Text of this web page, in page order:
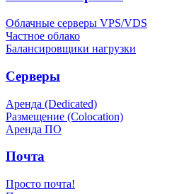
Облачные серверы VPS/VDS
Частное облако
Балансировщики нагрузки
Серверы
Аренда (Dedicated)
Размещение (Colocation)
Аренда ПО
Почта
Просто почта!